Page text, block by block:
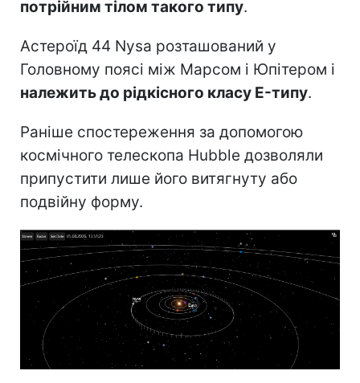
потрійним тілом такого типу.
Астероїд 44 Nysa розташований у
Головному поясі між Марсом і Юпітером і
належить до рідкісного класу E-типу.
Раніше спостереження за допомогою
космічного телескопа Hubble дозволяли
припустити лише його витягнуту або
подвійну форму.